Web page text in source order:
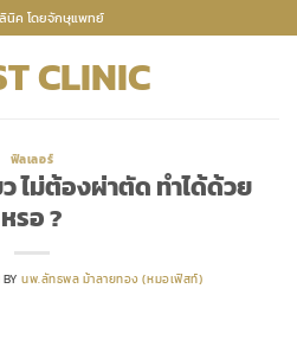
นิค โดยจักษุแพทย์
ฟิลเลอร์
ไม่ต้องผ่าตัด ทำได้ด้วย
หรอ ?
BYนพ.ลัทธพล ม้าลายทอง (หมอเฟิสท์)